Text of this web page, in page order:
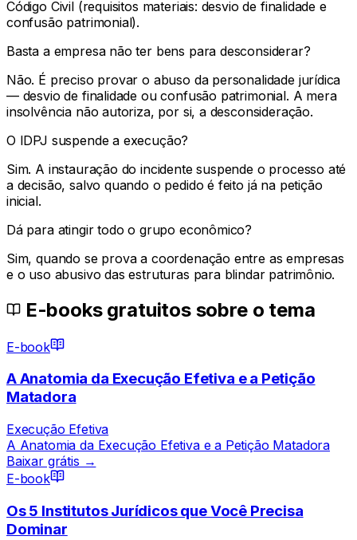
Código Civil (requisitos materiais: desvio de finalidade e
confusão patrimonial).
Basta a empresa não ter bens para desconsiderar?
Não. É preciso provar o abuso da personalidade jurídica
— desvio de finalidade ou confusão patrimonial. A mera
insolvência não autoriza, por si, a desconsideração.
O IDPJ suspende a execução?
Sim. A instauração do incidente suspende o processo até
a decisão, salvo quando o pedido é feito já na petição
inicial.
Dá para atingir todo o grupo econômico?
Sim, quando se prova a coordenação entre as empresas
e o uso abusivo das estruturas para blindar patrimônio.
E-books gratuitos sobre o tema
E-book
A Anatomia da Execução Efetiva e a Petição
Matadora
Execução Efetiva
A Anatomia da Execução Efetiva e a Petição Matadora
Baixar grátis →
E-book
Os 5 Institutos Jurídicos que Você Precisa
Dominar